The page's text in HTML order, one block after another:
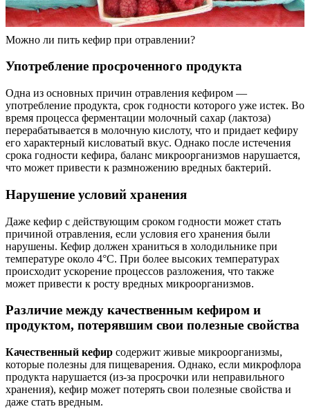
Можно ли пить кефир при отравлении?
Употребление просроченного продукта
Одна из основных причин отравления кефиром —
употребление продукта, срок годности которого уже истек. Во
время процесса ферментации молочный сахар (лактоза)
перерабатывается в молочную кислоту, что и придает кефиру
его характерный кисловатый вкус. Однако после истечения
срока годности кефира, баланс микроорганизмов нарушается,
что может привести к размножению вредных бактерий.
Нарушение условий хранения
Даже кефир с действующим сроком годности может стать
причиной отравления, если условия его хранения были
нарушены. Кефир должен храниться в холодильнике при
температуре около 4°C. При более высоких температурах
происходит ускорение процессов разложения, что также
может привести к росту вредных микроорганизмов.
Различие между качественным кефиром и
продуктом, потерявшим свои полезные свойства
Качественный кефир содержит живые микроорганизмы,
которые полезны для пищеварения. Однако, если микрофлора
продукта нарушается (из-за просрочки или неправильного
хранения), кефир может потерять свои полезные свойства и
даже стать вредным.